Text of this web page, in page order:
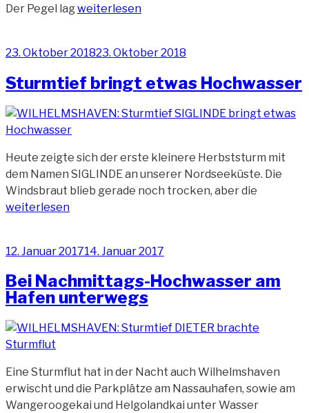
Der Pegel lag„Sturmtief
Hochwasser“
weiterlesen
Veröffentlicht
23. Oktober 201823. Oktober 2018
Sturmtief bringt etwas Hochwasser
Heute zeigte sich der erste kleinere Herbststurm mit
dem Namen SIGLINDE an unserer Nordseeküste. Die
Windsbraut blieb gerade noch trocken, aber die
weiterlesen
Veröffentlicht
12. Januar 201714. Januar 2017
Bei Nachmittags-Hochwasser am
Hafen unterwegs
Eine Sturmflut hat in der Nacht auch Wilhelmshaven
erwischt und die Parkplätze am Nassauhafen, sowie am
Wangeroogekai und Helgolandkai unter Wasser